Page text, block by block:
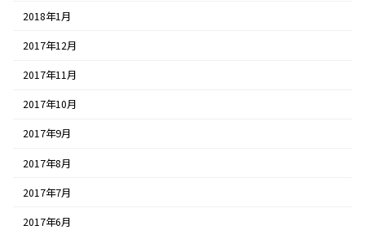
2018年1月
2017年12月
2017年11月
2017年10月
2017年9月
2017年8月
2017年7月
2017年6月